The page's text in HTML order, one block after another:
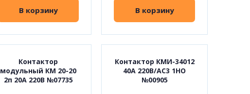
В корзину В корзину
Контактор
модульный КМ 20-20
2п 20А 220В №07735
Контактор КМИ-34012
40А 220В/АС3 1НО
№00905